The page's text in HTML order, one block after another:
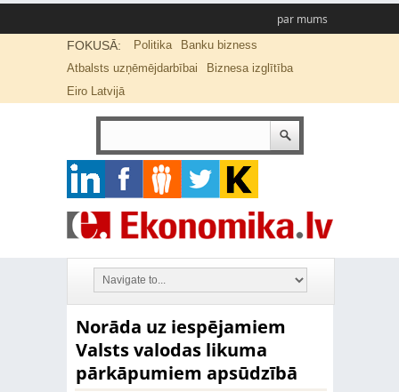
par mums
FOKUSĀ: Politika
Banku bizness
Atbalsts uzņēmējdarbībai
Biznesa izglītība
Eiro Latvijā
Norāda uz iespējamiem
Valsts valodas likuma
pārkāpumiem apsūdzībā